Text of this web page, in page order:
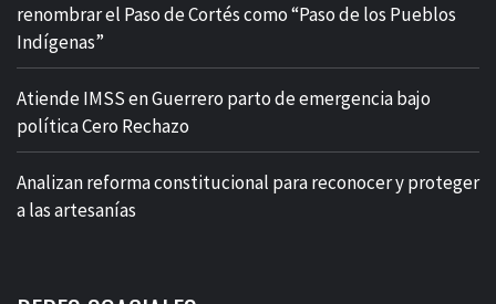
renombrar el Paso de Cortés como “Paso de los Pueblos
Indígenas”
Atiende IMSS en Guerrero parto de emergencia bajo
política Cero Rechazo
Analizan reforma constitucional para reconocer y proteger
a las artesanías